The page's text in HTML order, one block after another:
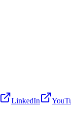
LinkedIn